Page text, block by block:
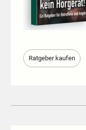
Ratgeber kaufen